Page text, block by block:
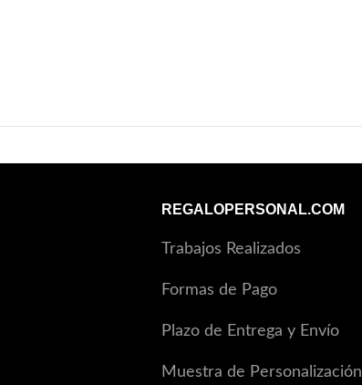
REGALOPERSONAL.COM
Trabajos Realizados
Formas de Pago
Plazo de Entrega y Envío
Muestra de Personalización